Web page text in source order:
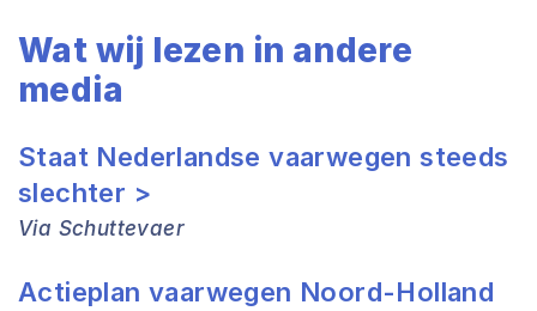
Wat wij lezen in andere
media
Staat Nederlandse vaarwegen steeds
slechter >
Via Schuttevaer
Actieplan vaarwegen Noord-Holland